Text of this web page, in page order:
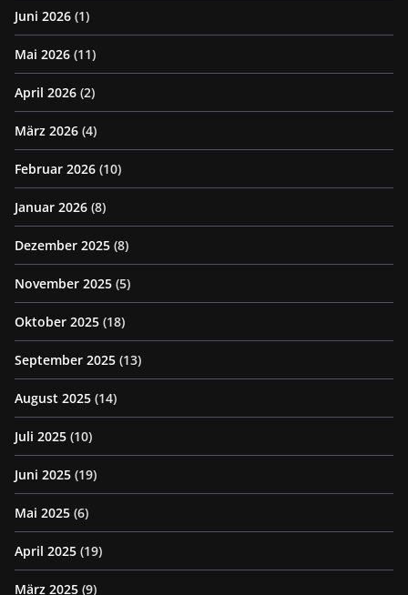
Juni 2026 (1)
Mai 2026 (11)
April 2026 (2)
März 2026 (4)
Februar 2026 (10)
Januar 2026 (8)
Dezember 2025 (8)
November 2025 (5)
Oktober 2025 (18)
September 2025 (13)
August 2025 (14)
Juli 2025 (10)
Juni 2025 (19)
Mai 2025 (6)
April 2025 (19)
März 2025 (9)